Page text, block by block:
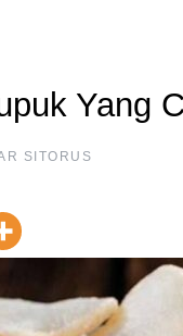
Yang
SITORUS